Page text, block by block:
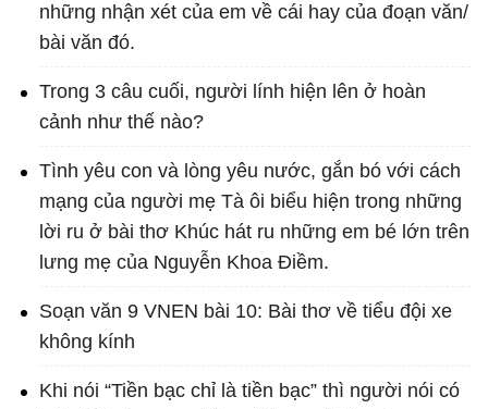
những nhận xét của em về cái hay của đoạn văn/
bài văn đó.
Trong 3 câu cuối, người lính hiện lên ở hoàn
cảnh như thế nào?
Tình yêu con và lòng yêu nước, gắn bó với cách
mạng của người mẹ Tà ôi biểu hiện trong những
lời ru ở bài thơ Khúc hát ru những em bé lớn trên
lưng mẹ của Nguyễn Khoa Điềm.
Soạn văn 9 VNEN bài 10: Bài thơ về tiểu đội xe
không kính
Khi nói “Tiền bạc chỉ là tiền bạc” thì người nói có